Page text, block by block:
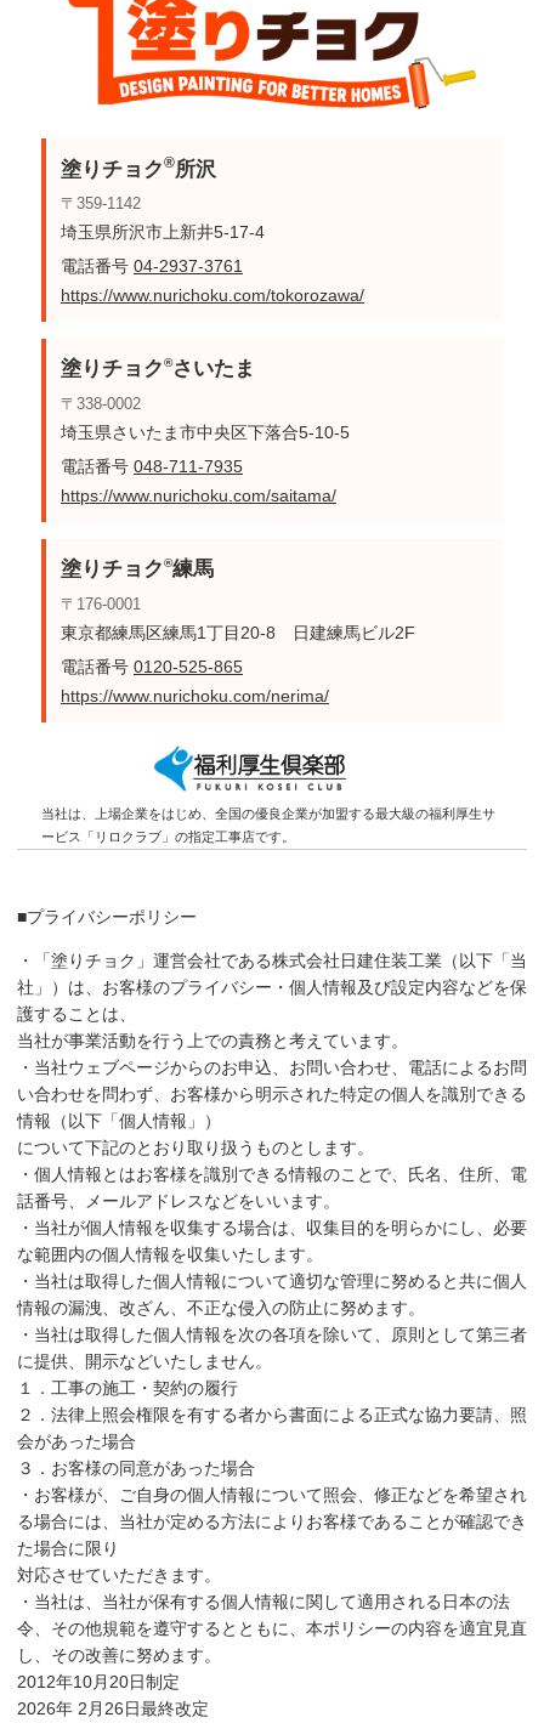
塗りチョク®所沢
〒359-1142
埼玉県所沢市上新井5-17-4
電話番号 04-2937-3761
https://www.nurichoku.com/tokorozawa/
塗りチョク®さいたま
〒338-0002
埼玉県さいたま市中央区下落合5-10-5
電話番号 048-711-7935
https://www.nurichoku.com/saitama/
塗りチョク®練馬
〒176-0001
東京都練馬区練馬1丁目20-8 日建練馬ビル2F
電話番号 0120-525-865
https://www.nurichoku.com/nerima/
当社は、上場企業をはじめ、全国の優良企業が加盟する最大級の福利厚生サ
ービス「リロクラブ」の指定工事店です。
■プライバシーポリシー
・「塗りチョク」運営会社である株式会社日建住装工業（以下「当
社」）は、お客様のプライバシー・個人情報及び設定内容などを保
護することは、
当社が事業活動を行う上での責務と考えています。
・当社ウェブページからのお申込、お問い合わせ、電話によるお問
い合わせを問わず、お客様から明示された特定の個人を識別できる
情報（以下「個人情報」）
について下記のとおり取り扱うものとします。
・個人情報とはお客様を識別できる情報のことで、氏名、住所、電
話番号、メールアドレスなどをいいます。
・当社が個人情報を収集する場合は、収集目的を明らかにし、必要
な範囲内の個人情報を収集いたします。
・当社は取得した個人情報について適切な管理に努めると共に個人
情報の漏洩、改ざん、不正な侵入の防止に努めます。
・当社は取得した個人情報を次の各項を除いて、原則として第三者
に提供、開示などいたしません。
１．工事の施工・契約の履行
２．法律上照会権限を有する者から書面による正式な協力要請、照
会があった場合
３．お客様の同意があった場合
・お客様が、ご自身の個人情報について照会、修正などを希望され
る場合には、当社が定める方法によりお客様であることが確認でき
た場合に限り
対応させていただきます。
・当社は、当社が保有する個人情報に関して適用される日本の法
令、その他規範を遵守するとともに、本ポリシーの内容を適宜見直
し、その改善に努めます。
2012年10月20日制定
2026年 2月26日最終改定